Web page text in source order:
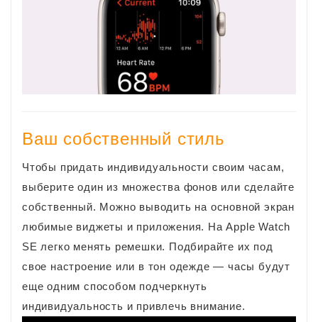
Ваш собственный стиль
Чтобы придать индивидуальности своим часам,
выберите один из множества фонов или сделайте
собственный. Можно выводить на основной экран
любимые виджеты и приложения. На Apple Watch
SE легко менять ремешки. Подбирайте их под
свое настроение или в тон одежде — часы будут
еще одним способом подчеркнуть
индивидуальность и привлечь внимание.